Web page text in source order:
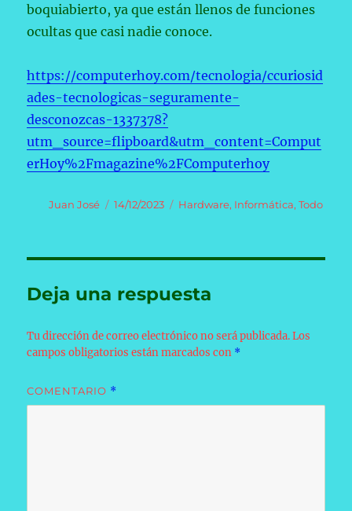
boquiabierto, ya que están llenos de funciones
ocultas que casi nadie conoce.
https://computerhoy.com/tecnologia/ccuriosid
ades-tecnologicas-seguramente-
desconozcas-1337378?
utm_source=flipboard&utm_content=Comput
erHoy%2Fmagazine%2FComputerhoy
Autor
Juan José
Publicado
14/12/2023 Categorías
Hardware, Informática,Todo
Deja una respuesta
Tu dirección de correo electrónico no será publicada. Los
campos obligatorios están marcados con *
COMENTARIO *